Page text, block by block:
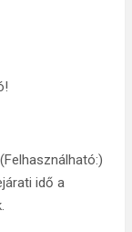
idő a